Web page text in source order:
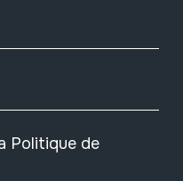
Politique de